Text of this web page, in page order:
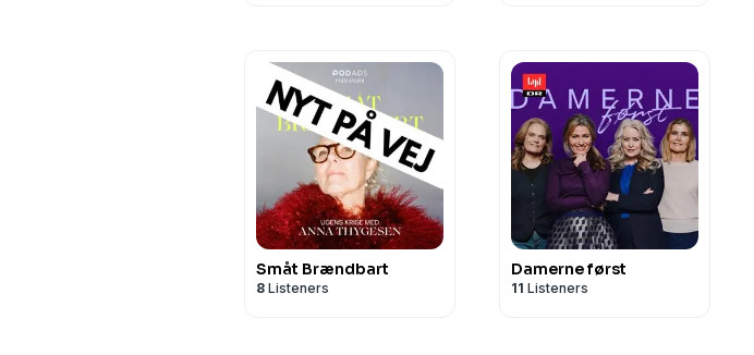
Småt Brændbart
8 Listeners
Damerne først
11 Listeners